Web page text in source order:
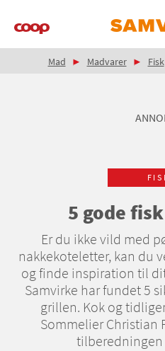
Brødkrumme
Mad Madvarer Fisk
5 gode
Er du ikke vild med
nakkekoteletter, kan du
og finde inspiration til
Samvirke har fundet 5
grillen. Kok og
Sommelier Christian
tilberedningen